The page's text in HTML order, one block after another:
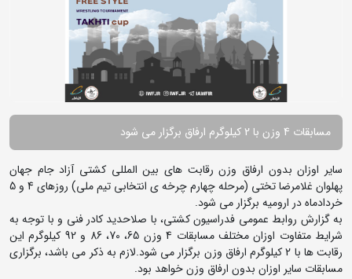
مسابقات 4 وزن با 2 کیلوگرم ارفاق برگزار می شود
سایر اوزان بدون ارفاق وزن رقابت های بین المللی کشتی آزاد جام جهان
پهلوان غلامرضا تختی (مرحله چهارم چرخه ی انتخابی تیم ملی) روزهای 4 و 5
خردادماه در ارومیه برگزار می شود.
به گزارش روابط عمومی فدراسیون کشتی، با صلاحدید کادر فنی و با توجه به
شرایط متفاوت اوزان مختلف مسابقات 4 وزن 65، 70، 86 و 92 کیلوگرم این
رقابت ها با 2 کیلوگرم ارفاق وزن برگزار می شود.لازم به ذکر می باشد، برگزاری
مسابقات سایر اوزان بدون ارفاق وزن خواهد بود.